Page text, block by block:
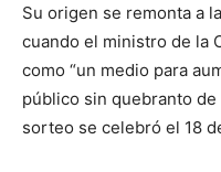
Su origen se remonta a
cuando el ministro de la
como “un medio para
público sin quebranto
sorteo se celebró el 18